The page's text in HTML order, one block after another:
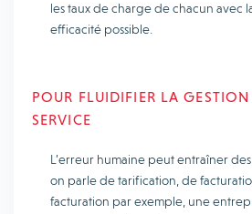
les taux de charge de chacun avec
efficacité possible.
POUR FLUIDIFIER LA GESTION
SERVICE
L’erreur humaine peut entraîner
on parle de tarification, de
facturation par exemple, une